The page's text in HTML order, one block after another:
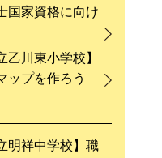
国家資格に向け
乙川東小学校】
ップを作ろう
明祥中学校】職